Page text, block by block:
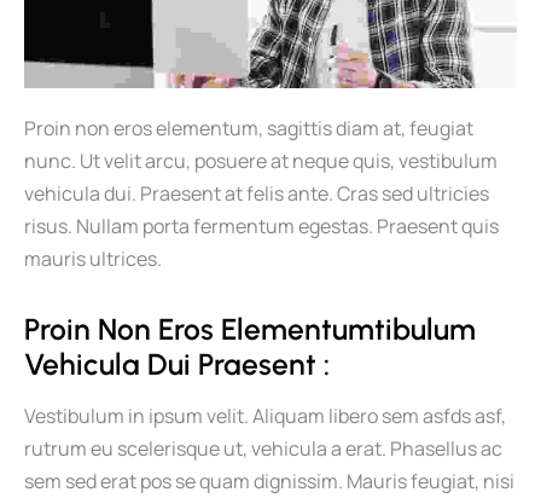
Proin non eros elementum, sagittis diam at, feugiat
nunc. Ut velit arcu, posuere at neque quis, vestibulum
vehicula dui. Praesent at felis ante. Cras sed ultricies
risus. Nullam porta fermentum egestas. Praesent quis
mauris ultrices.
Proin Non Eros Elementumtibulum
Vehicula Dui Praesent :
Vestibulum in ipsum velit. Aliquam libero sem asfds asf,
rutrum eu scelerisque ut, vehicula a erat. Phasellus ac
sem sed erat pos se quam dignissim. Mauris feugiat, nisi